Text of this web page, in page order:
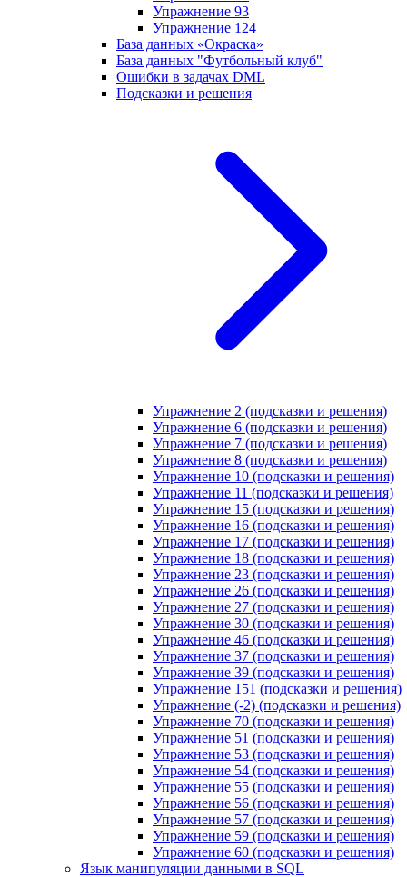
Упражнение 93
Упражнение 124
База данных «Окраска»
База данных "Футбольный клуб"
Ошибки в задачах DML
Подсказки и решения
Упражнение 2 (подсказки и решения)
Упражнение 6 (подсказки и решения)
Упражнение 7 (подсказки и решения)
Упражнение 8 (подсказки и решения)
Упражнение 10 (подсказки и решения)
Упражнение 11 (подсказки и решения)
Упражнение 15 (подсказки и решения)
Упражнение 16 (подсказки и решения)
Упражнение 17 (подсказки и решения)
Упражнение 18 (подсказки и решения)
Упражнение 23 (подсказки и решения)
Упражнение 26 (подсказки и решения)
Упражнение 27 (подсказки и решения)
Упражнение 30 (подсказки и решения)
Упражнение 46 (подсказки и решения)
Упражнение 37 (подсказки и решения)
Упражнение 39 (подсказки и решения)
Упражнение 151 (подсказки и решения)
Упражнение (-2) (подсказки и решения)
Упражнение 70 (подсказки и решения)
Упражнение 51 (подсказки и решения)
Упражнение 53 (подсказки и решения)
Упражнение 54 (подсказки и решения)
Упражнение 55 (подсказки и решения)
Упражнение 56 (подсказки и решения)
Упражнение 57 (подсказки и решения)
Упражнение 59 (подсказки и решения)
Упражнение 60 (подсказки и решения)
Язык манипуляции данными в SQL